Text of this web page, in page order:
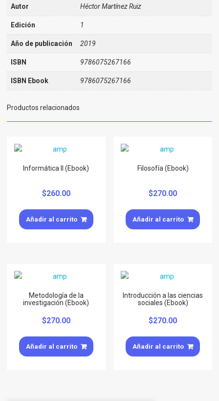
Autor Héctor Martínez Ruiz
Edición 1
Año de publicación 2019
ISBN 9786075267166
ISBN Ebook 9786075267166
Productos relacionados
Informática II (Ebook)
$260.00
Añadir al carrito
Filosofía (Ebook)
$270.00
Añadir al carrito
Metodología de la
investigación (Ebook)
$270.00
Añadir al carrito
Introducción a las ciencias
sociales (Ebook)
$270.00
Añadir al carrito